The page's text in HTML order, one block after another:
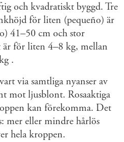
och kvadratiskt byggd. Tre
för liten (pequeño) är
41–50 cm och stor
för liten 4–8 kg, mellan
.
via samtliga nyanser av
mot ljusblont. Rosaaktiga
kan förekomma. Det
mer eller mindre hårlös
hela kroppen.